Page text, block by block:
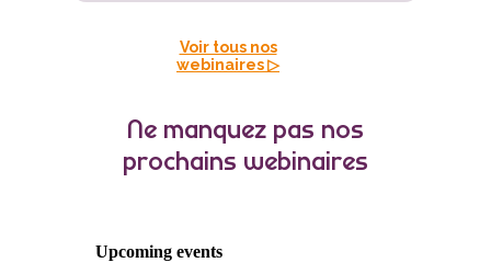
Voir tous nos
webinaires ▷
Ne manquez pas nos
prochains webinaires